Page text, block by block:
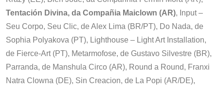
Tentación Divina, da Compañia Maiclown (AR), Input –
Seu Corpo, Seu Clic, de Alex Lima (BR/PT), Do Nada, de
Sophia Polyakova (PT), Lighthouse – Light Art Installation,
de Fierce-Art (PT), Metarmofose, de Gustavo Silvestre (BR),
Parranda, de Manshula Circo (AR), Round a Round, Franxi
Natra Clowna (DE), Sin Creacion, de La Popi (AR/DE),